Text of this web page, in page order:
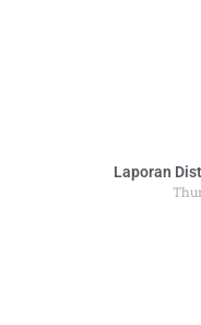
Laporan